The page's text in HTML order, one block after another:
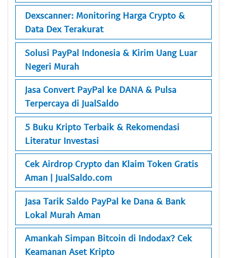
Dexscanner: Monitoring Harga Crypto &
Data Dex Terakurat
Solusi PayPal Indonesia & Kirim Uang Luar
Negeri Murah
Jasa Convert PayPal ke DANA & Pulsa
Terpercaya di JualSaldo
5 Buku Kripto Terbaik & Rekomendasi
Literatur Investasi
Cek Airdrop Crypto dan Klaim Token Gratis
Aman | JualSaldo.com
Jasa Tarik Saldo PayPal ke Dana & Bank
Lokal Murah Aman
Amankah Simpan Bitcoin di Indodax? Cek
Keamanan Aset Kripto